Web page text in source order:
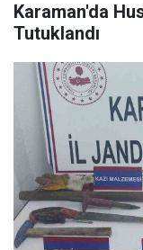
Karaman'da
Tutuklandı